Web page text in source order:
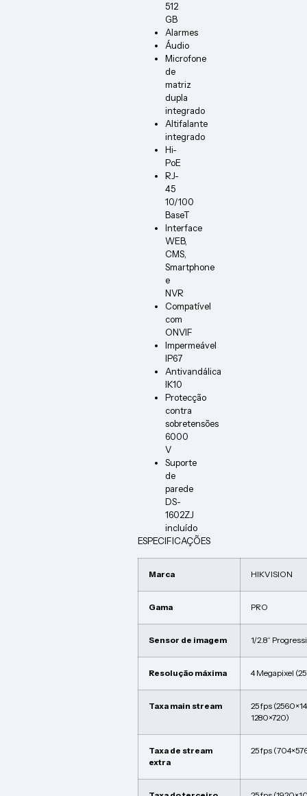
512
GB
Alarmes
Áudio
Microfone
de
matriz
dupla
integrado
Altifalante
integrado
Hi-
PoE
RJ-
45
10/100
BaseT
Interface
WEB,
CMS,
Smartphone
e
NVR
Compatível
com
ONVIF
Impermeável
IP67
Antivandálica
IK10
Protecção
contra
sobretensões
6000
V
Suporte
de
parede
DS-
1602ZJ
incluído
ESPECIFICAÇÕES
Marca HIKVISION
Gama PRO
Sensor de imagem 1/2.8“
Resolução máxima 4 Megapixel
Taxa main stream
25 fps
1280×720)
Taxa de stream
extra
25 fps